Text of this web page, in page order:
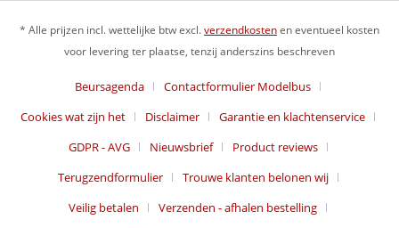
* Alle prijzen incl. wettelijke btw excl.verzendkostenen eventueel kosten
voor levering ter plaatse, tenzij anderszins beschreven
Beursagenda
Contactformulier Modelbus
Cookies wat zijn het
Disclaimer
Garantie en klachtenservice
GDPR - AVG
Nieuwsbrief
Product reviews
Terugzendformulier
Trouwe klanten belonen wij
Veilig betalen
Verzenden - afhalen bestelling